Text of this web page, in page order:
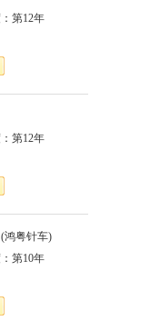
第12年
第12年
鸿粤针车)
第10年